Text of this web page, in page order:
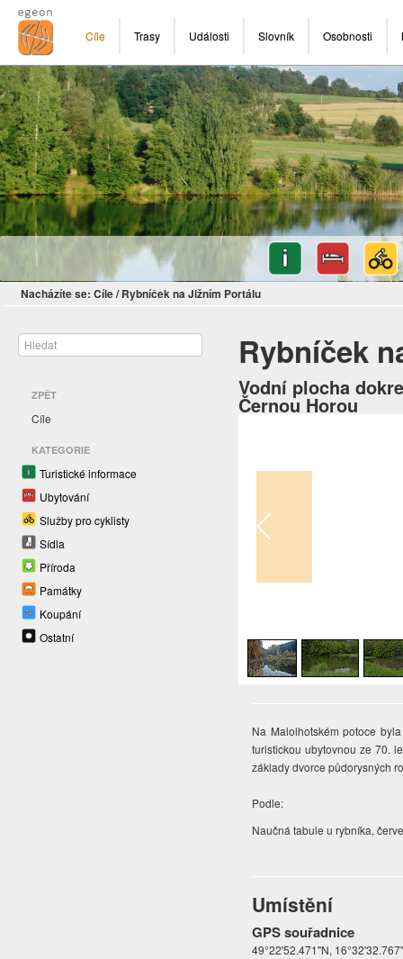
Cíle Trasy Události Slovník Osobnosti
Nacházíte se: Cíle/ Rybníček na Jižním Portálu
ZPĚT
Cíle
KATEGORIE
Turistické informace
Ubytování
Služby pro cyklisty
Sídla
Příroda
Památky
Koupání
Ostatní
Rybníček
Vodní plocha
Černou Horou
Na Malolhotském potoce
turistickou ubytovnou ze 70.
základy dvorce půdorysných
Podle:
Naučná tabule u rybníka,
Umístění
GPS souřadnice
49°22'52.471"N,